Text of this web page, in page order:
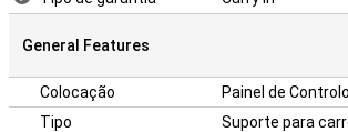
General Features
Colocação
Painel de
Tipo
Suporte para